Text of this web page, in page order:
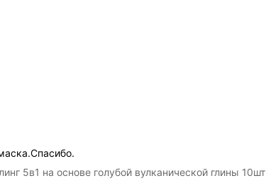
5в1 на основе голубой вулканической глины 10шт